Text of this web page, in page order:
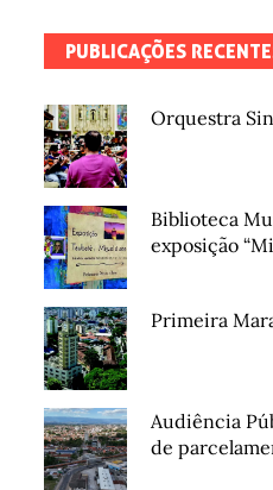
PUBLICAÇÕES
Orquestra
Biblioteca
exposição
Primeira
Audiência
de